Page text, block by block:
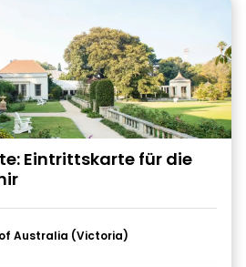
Eintrittskarte für die
Australia (Victoria)